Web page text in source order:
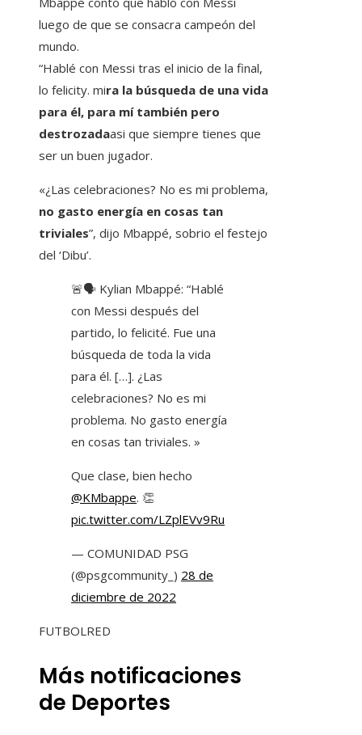
luego de que se consacra campeón del
mundo.
“Hablé con Messi tras el inicio de la final,
lo felicity. mira la búsqueda de una vida
para él, para mí también pero
destrozadaasi que siempre tienes que
ser un buen jugador.
«¿Las celebraciones? No es mi problema,
no gasto energía en cosas tan
triviales”, dijo Mbappé, sobrio el festejo
del ‘Dibu’.
🚨🗣 Kylian Mbappé: “Hablé
con Messi después del
partido, lo felicité. Fue una
búsqueda de toda la vida
para él. […]. ¿Las
celebraciones? No es mi
problema. No gasto energía
en cosas tan triviales. »
Que clase, bien hecho
@KMbappe. 👏
pic.twitter.com/LZplEVv9Ru
— COMUNIDAD PSG
(@psgcommunity_) 28 de
diciembre de 2022
FUTBOLRED
Más notificaciones
de Deportes